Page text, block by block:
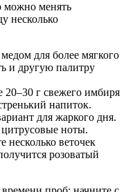
можно менять
несколько
для более мягкого
и другую палитру
г свежего имбиря
напиток.
для жаркого дня.
ноты.
веточек
розоватый